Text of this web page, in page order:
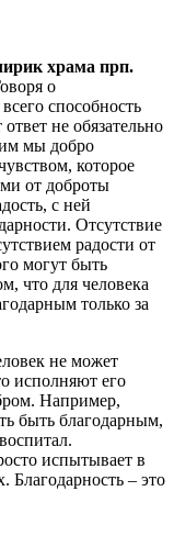
храма прп.
о
способность
не обязательно
мы добро
которое
от доброты
с ней
Отсутствие
радости от
могут быть
что для человека
только за
не может
исполняют его
Например,
быть благодарным,
испытывает в
Благодарность – это